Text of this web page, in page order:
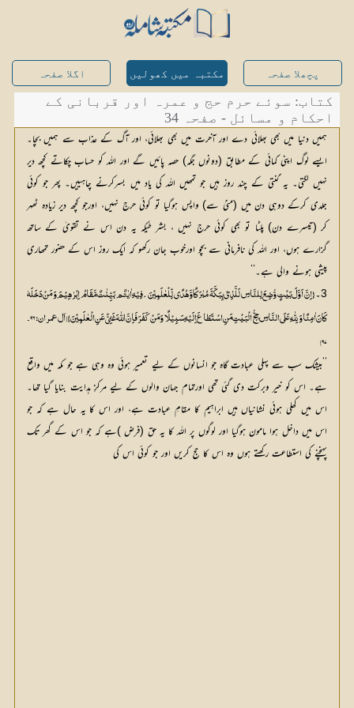
پچھلا صفحہ مکتبہ میں کھولیں اگلا صفحہ
کتاب: سوئے حرم حج و عمرہ اور قربانی کے
احکام و مسائل - صفحہ 34
ہمیں دنیا میں بھی بھلائی دے اور آخرت میں بھی بھلائی، اور آگ کے عذاب سے ہمیں بچا۔
ایسے لوگ اپنی کمائی کے مطابق (دونوں جگہ) حصہ پائیں گے اور اللہ کو حساب چکاتے کچھ دیر
نہیں لگتی۔ یہ گنتی کے چند روز ہیں جو تمھیں اللہ کی یاد میں بسرکرنے چاہییں۔ پھر جو کوئی
جلدی کرکے دوہی دن میں (منیٰ سے) واپس ہوگیا تو کوئی حرج نہیں، اورجو کچھ دیر زیادہ ٹھہر
کر (تیسرے دن) پلٹا تو بھی کوئی حرج نہیں ، بشر طیکہ یہ دن اس نے تقویٰ کے ساتھ
گزارے ہوں، اور اللہ کی نافرمانی سے بچو اورخوب جان رکھو کہ ایک روز اس کے حضور تمھاری
پیشی ہونے والی ہے۔‘‘
3۔
۹۷]
’’بیشک سب سے پہلی عبادت گاہ جو انسانوں کے لیے تعمیر ہوئی وہ وہی ہے جو مکہ میں واقع
ہے۔ اس کو خیر وبرکت دی گئی تھی اورتمام جہان والوں کے لیے مرکزِ ہدایت بنایا گیا تھا۔
اس میں کھلی ہوئی نشانیاں ہیں ابراہیم کا مقامِ عبادت ہے، اور اس کا یہ حال ہے کہ جو
اس میں داخل ہوا مامون ہوگیا اور لوگوں پر اللہ کا یہ حق (فرض )ہے کہ جو اس کے گھر تک
پہنچنے کی استطاعت رکھتے ہوں وہ اس کا حج کریں اور جو کوئی اس کی